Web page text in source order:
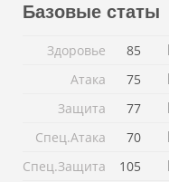
Базовые статы
Здоровье
85
Атака
75
Защита
77
Спец.Атака
70
Спец.Защита
105